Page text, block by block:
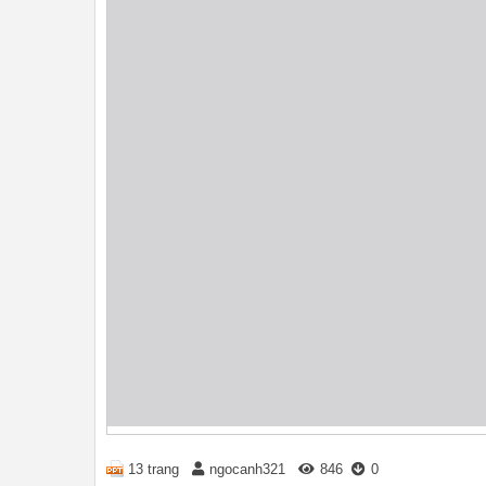
13 trang ngocanh321 846 0